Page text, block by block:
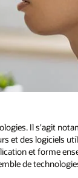
Il s'agit
et des logiciels
et forme
de